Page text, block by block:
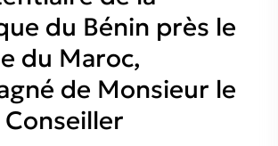
du Bénin près le
du Maroc,
de Monsieur le